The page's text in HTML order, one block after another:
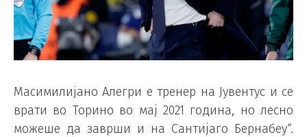
Масимилијано Алегри е тренер на Јувентус и се
врати во Торино во мај 2021 година, но лесно
можеше да заврши и на Сантијаго Бернабеу“.